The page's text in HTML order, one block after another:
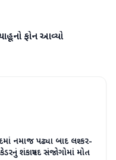
ફોન આવ્યો
નમાજ પઢ્યા બાદ લશ્કર-
શંકાસ્પદ સંજોગોમાં મોત